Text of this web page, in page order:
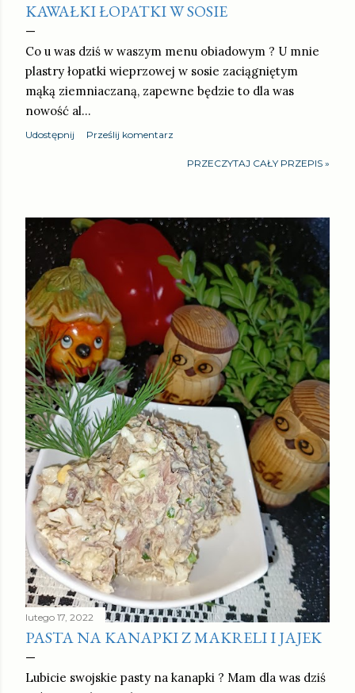
KAWAŁKI ŁOPATKI W SOSIE
Co u was dziś w waszym menu obiadowym ? U mnie
plastry łopatki wieprzowej w sosie zaciągniętym
mąką ziemniaczaną, zapewne będzie to dla was
nowość al…
Udostępnij Prześlij komentarz
PRZECZYTAJ CAŁY PRZEPIS »
lutego 17, 2022
PASTA NA KANAPKI Z MAKRELI I JAJEK
Lubicie swojskie pasty na kanapki ? Mam dla was dziś